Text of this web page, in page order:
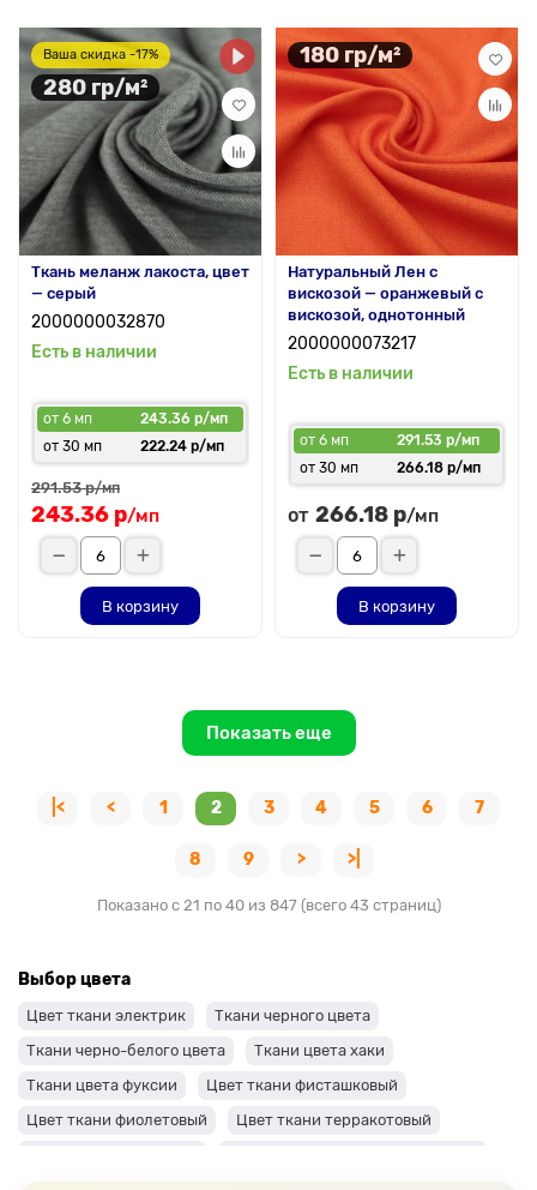
Ваша скидка -17%
280 гр/м²
Ткань меланж лакоста, цвет
— серый
2000000032870
Есть в наличии
от 6 мп
243.36 р/мп
от 30 мп
222.24 р/мп
291.53 р/мп
243.36 р/мп
В корзину
180 гр/м²
Натуральный Лен с
вискозой — оранжевый с
вискозой, однотонный
2000000073217
Есть в наличии
от 6 мп
291.53 р/мп
от 30 мп
266.18 р/мп
от 266.18 р/мп
В корзину
Показать еще
|< < 1 2 3 4 5 6 7
8 9 > >|
Показано с 21 по 40 из 847 (всего 43 страниц)
Выбор цвета
Цвет ткани электрик
Ткани черного цвета
Ткани черно-белого цвета
Ткани цвета хаки
Ткани цвета фуксии
Цвет ткани фисташковый
Цвет ткани фиолетовый
Цвет ткани терракотовый